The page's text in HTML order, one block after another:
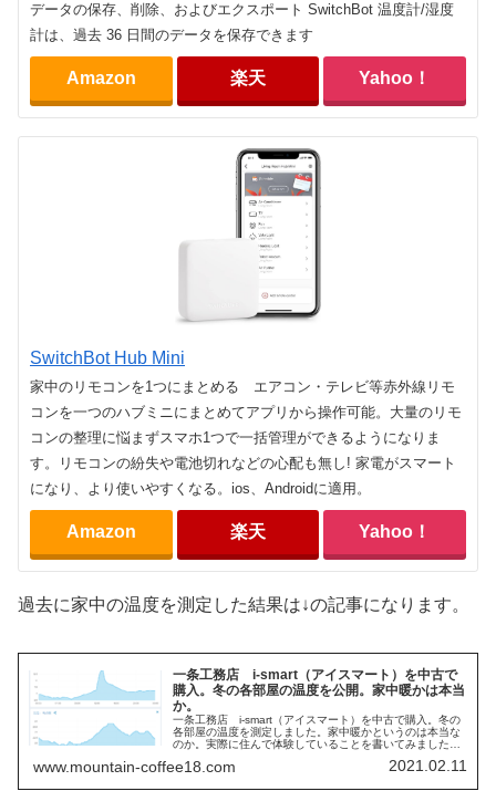
データの保存、削除、およびエクスポート SwitchBot 温度計/湿度
計は、過去 36 日間のデータを保存できます
Amazon 楽天 Yahoo！
SwitchBot Hub Mini
家中のリモコンを1つにまとめる エアコン・テレビ等赤外線リモ
コンを一つのハブミニにまとめてアプリから操作可能。大量のリモ
コンの整理に悩まずスマホ1つで一括管理ができるようになりま
す。リモコンの紛失や電池切れなどの心配も無し! 家電がスマート
になり、より使いやすくなる。ios、Androidに適用。
Amazon 楽天 Yahoo！
過去に家中の温度を測定した結果は↓の記事になります。
一条工務店 i-smart（アイスマート）を中古で
購入。冬の各部屋の温度を公開。家中暖かは本当
か。
一条工務店 i-smart（アイスマート）を中古で購入。冬の
各部屋の温度を測定しました。家中暖かというのは本当な
のか。実際に住んで体験していることを書いてみました。
さい。
www.mountain-coffee18.com 2021.02.11